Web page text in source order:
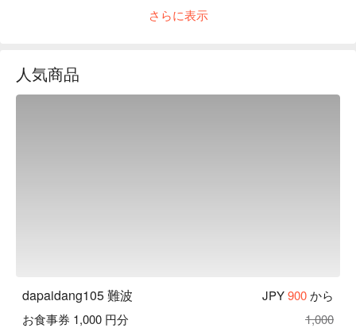
を気軽に楽しめる「da pai dang 105」。中国本土から招いた
【店内雰囲気】ネオンの照明があり、店内が明るくカラフル
になっています！台湾の屋台をイメージした店内！
さらに表示
人気商品
dapaidang105 難波 JPY900から
お食事券 1,000 円分
1,000